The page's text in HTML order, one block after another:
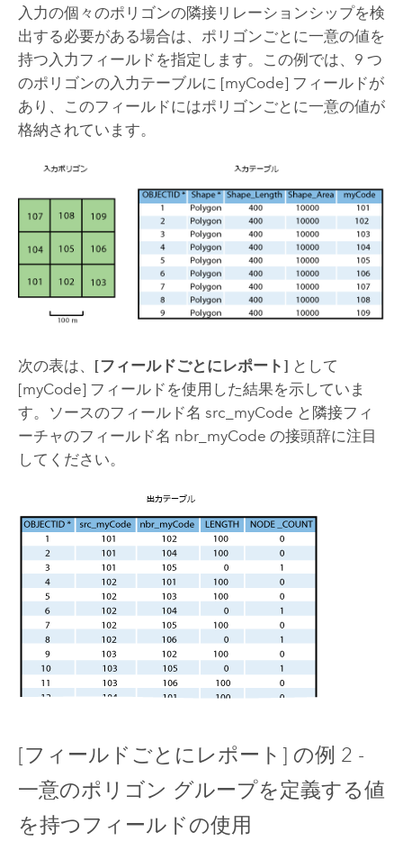
入力の個々のポリゴンの隣接リレーションシップを検
出する必要がある場合は、ポリゴンごとに一意の値を
持つ入力フィールドを指定します。この例では、9 つ
のポリゴンの入力テーブルに [myCode] フィールドが
あり、このフィールドにはポリゴンごとに一意の値が
格納されています。
次の表は、 [フィールドごとにレポート] として
[myCode] フィールドを使用した結果を示していま
す。ソースのフィールド名 src_myCode と隣接フィ
ーチャのフィールド名 nbr_myCode の接頭辞に注目
してください。
[フィールドごとにレポート] の例 2 -
一意のポリゴン グループを定義する値
を持つフィールドの使用